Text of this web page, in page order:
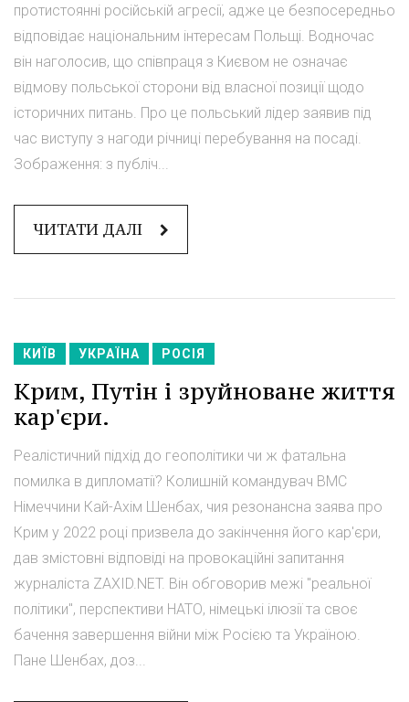
протистоянні російській агресії, адже це безпосередньо
відповідає національним інтересам Польщі. Водночас
він наголосив, що співпраця з Києвом не означає
відмову польської сторони від власної позиції щодо
історичних питань. Про це польський лідер заявив під
час виступу з нагоди річниці перебування на посаді.
Зображення: з публіч...
ЧИТАТИ ДАЛІ
КИЇВ УКРАЇНА РОСІЯ
Крим, Путін і зруйноване життя
кар'єри.
Реалістичний підхід до геополітики чи ж фатальна
помилка в дипломатії? Колишній командувач ВМС
Німеччини Кай-Ахім Шенбах, чия резонансна заява про
Крим у 2022 році призвела до закінчення його кар'єри,
дав змістовні відповіді на провокаційні запитання
журналіста ZAXID.NET. Він обговорив межі "реальної
політики", перспективи НАТО, німецькі ілюзії та своє
бачення завершення війни між Росією та Україною.
Пане Шенбах, доз...